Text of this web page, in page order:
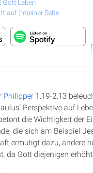
Gott Leben
auf (m)einer Seite
Philipper 1 :19-2:13
Perspektive auf
die Wichtigkeit der
die sich am Beispiel
ermutigt dazu, andere
da Gott diejenigen